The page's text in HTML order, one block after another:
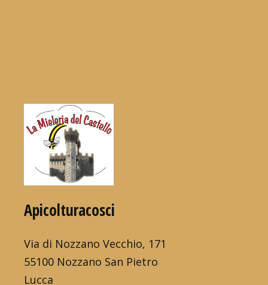
Apicolturacosci
Via di Nozzano Vecchio, 171
55100 Nozzano San Pietro
Lucca